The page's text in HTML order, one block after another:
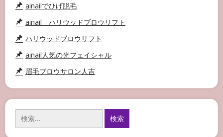
ainailでひげ脱毛
ainail ハリウッドブロウリフト
ハリウッドブロウリフト
ainail人気の光フェイシャル
眉毛ブロウサロン人吉
検
索: